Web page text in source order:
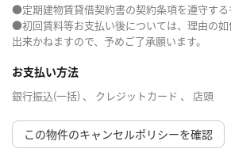
●定期建物賃貸借契約書の契約条項を遵守する
●初回賃料等お支払い後については、理由の
出来かねますので、予めご了承願います。
お支払い方法
銀行振込(一括) 、 クレジットカード 、 店頭
この物件のキャンセルポリシーを確認